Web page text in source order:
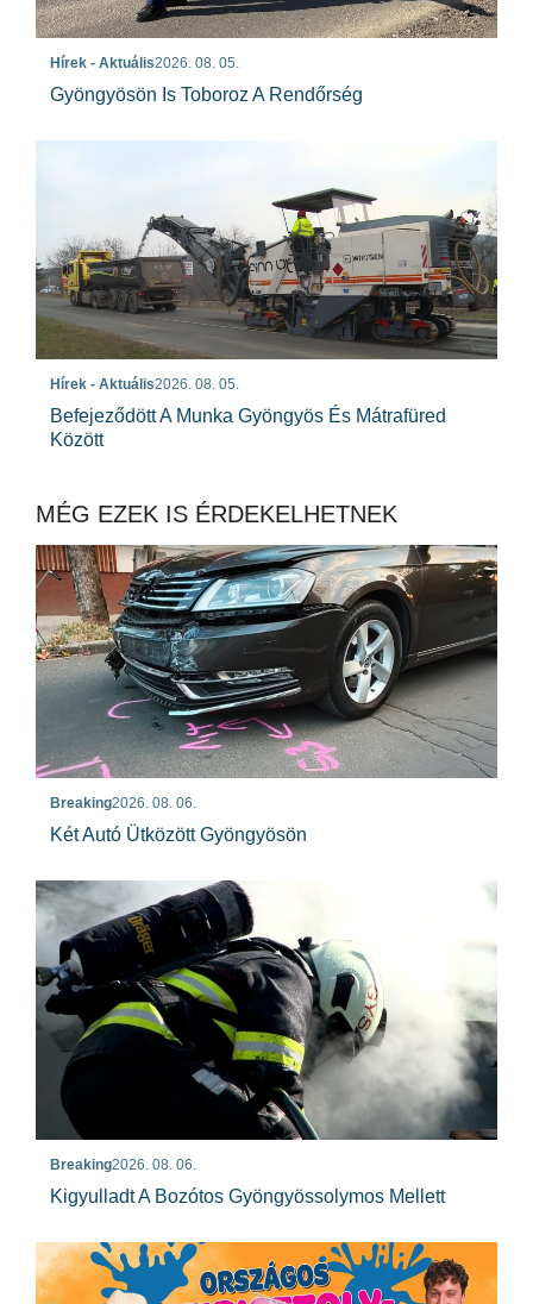
Hírek - Aktuális2026. 08. 05.
Gyöngyösön Is Toboroz A Rendőrség
Hírek - Aktuális2026. 08. 05.
Befejeződött A Munka Gyöngyös És Mátrafüred
Között
MÉG EZEK IS ÉRDEKELHETNEK
Breaking2026. 08. 06.
Két Autó Ütközött Gyöngyösön
Breaking2026. 08. 06.
Kigyulladt A Bozótos Gyöngyössolymos Mellett